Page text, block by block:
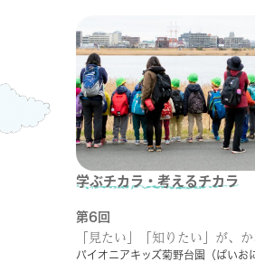
学ぶチカラ・考えるチカラ
第6回
「見たい」「知りたい」が、
パイオニアキッズ菊野台園（ぱいお